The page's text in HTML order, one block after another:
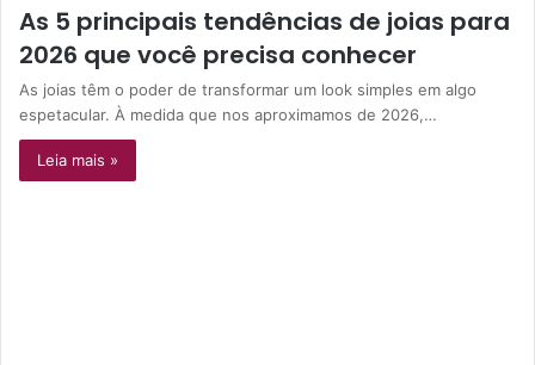
As 5 principais tendências de joias para
2026 que você precisa conhecer
As joias têm o poder de transformar um look simples em algo
espetacular. À medida que nos aproximamos de 2026,…
Leia mais »